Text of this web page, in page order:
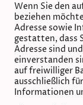
Wenn Sie den
beziehen
Adresse sowie
gestatten, dass
Adresse sind
einverstanden
auf freiwilliger
ausschließlich
Informationen